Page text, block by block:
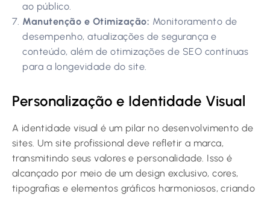
ao público.
Manutenção e Otimização: Monitoramento de
desempenho, atualizações de segurança e
conteúdo, além de otimizações de SEO contínuas
para a longevidade do site.
Personalização e Identidade Visual
A identidade visual é um pilar no desenvolvimento de
sites. Um site profissional deve refletir a marca,
transmitindo seus valores e personalidade. Isso é
alcançado por meio de um design exclusivo, cores,
tipografias e elementos gráficos harmoniosos, criando